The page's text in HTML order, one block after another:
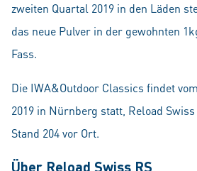
zweiten Quartal 2019 in den Läden
das neue Pulver in der gewohnten
Fass.
Die IWA&Outdoor Classics findet
2019 in Nürnberg statt, Reload
Stand 204 vor Ort.
Über Reload Swiss RS